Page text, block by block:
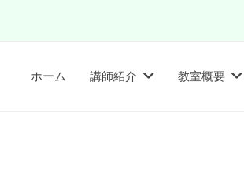
ホーム 講師紹介 教室概要